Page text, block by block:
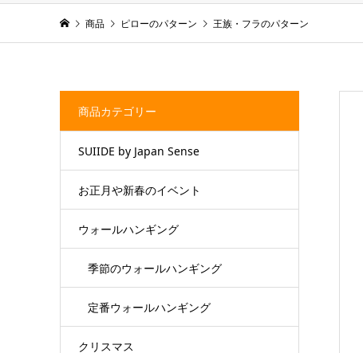
商品 ピローのパターン 王族・フラのパターン
商品カテゴリー
SUIIDE by Japan Sense
お正月や新春のイベント
ウォールハンギング
季節のウォールハンギング
定番ウォールハンギング
クリスマス